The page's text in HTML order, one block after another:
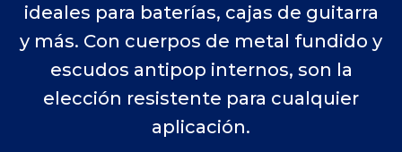
ideales para baterías, cajas de guitarra
y más. Con cuerpos de metal fundido y
escudos antipop internos, son la
elección resistente para cualquier
aplicación.